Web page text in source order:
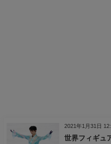
世界フィギュ
2021年1月31日